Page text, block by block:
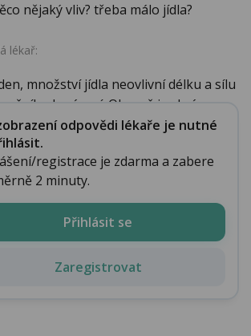
nějaký vliv? třeba málo jídla?
lékař:
množství jídla neovlivní délku a sílu
krvácení. Obecně je zkrá...
odpovědi lékaře je nutné
registrace je zdarma a zabere
2 minuty.
Přihlásit se
Zaregistrovat